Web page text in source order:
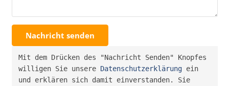
Nachricht senden
Mit dem Drücken des "Nachricht Senden" Knopfes
willigen Sie unsere Datenschutzerklärung ein
und erklären sich damit einverstanden. Sie